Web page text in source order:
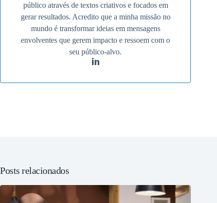
público através de textos criativos e focados em
gerar resultados. Acredito que a minha missão no
mundo é transformar ideias em mensagens
envolventes que gerem impacto e ressoem com o
seu público-alvo.
Posts relacionados